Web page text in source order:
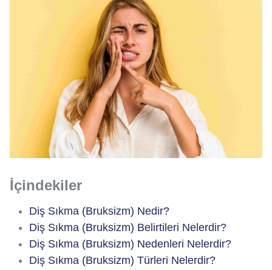
İçindekiler
Diş Sıkma (Bruksizm) Nedir?
Diş Sıkma (Bruksizm) Belirtileri Nelerdir?
Diş Sıkma (Bruksizm) Nedenleri Nelerdir?
Diş Sıkma (Bruksizm) Türleri Nelerdir?